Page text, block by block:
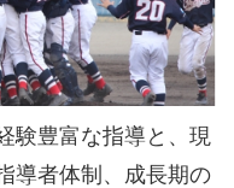
験豊富な指導と、現
導者体制、成長期の